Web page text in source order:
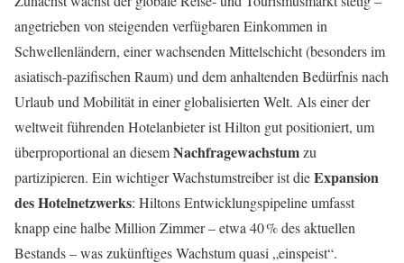
angetrieben von steigenden verfügbaren Einkommen in
Schwellenländern, einer wachsenden Mittelschicht (besonders im
asiatisch-pazifischen Raum) und dem anhaltenden Bedürfnis nach
Urlaub und Mobilität in einer globalisierten Welt. Als einer der
weltweit führenden Hotelanbieter ist Hilton gut positioniert, um
überproportional an diesemNachfragewachstumzu
partizipieren. Ein wichtiger Wachstumstreiber ist dieExpansion
des Hotelnetzwerks: Hiltons Entwicklungspipeline umfasst
knapp eine halbe Million Zimmer – etwa 40 % des aktuellen
Bestands – was zukünftiges Wachstum quasi „einspeist“.